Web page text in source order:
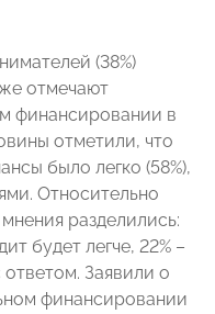
(38%)
отмечают
финансировании в
отметили, что
было легко (58%),
Относительно
разделились:
будет легче, 22% –
ответом. Заявили о
финансировании